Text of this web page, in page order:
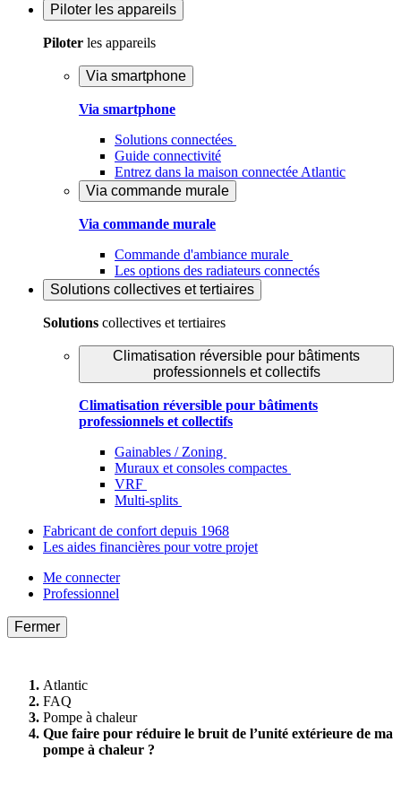
Piloter les appareils
Piloter les appareils
Via smartphone
Via smartphone
Solutions connectées
Guide connectivité
Entrez dans la maison connectée Atlantic
Via commande murale
Via commande murale
Commande d'ambiance murale
Les options des radiateurs connectés
Solutions collectives et tertiaires
Solutions collectives et tertiaires
Climatisation réversible pour bâtiments
professionnels et collectifs
Climatisation réversible pour bâtiments
professionnels et collectifs
Gainables / Zoning
Muraux et consoles compactes
VRF
Multi-splits
Fabricant de confort depuis 1968
Les aides financières pour votre projet
Me connecter
Professionnel
Fermer
Atlantic
FAQ
Pompe à chaleur
Que faire pour réduire le bruit de l’unité extérieure de ma
pompe à chaleur ?